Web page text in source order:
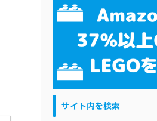
サイト内を検索